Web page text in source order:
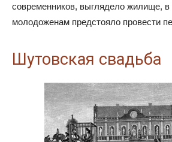
современников, выглядело жилище, в
молодоженам предстояло провести
Шутовская свадьба